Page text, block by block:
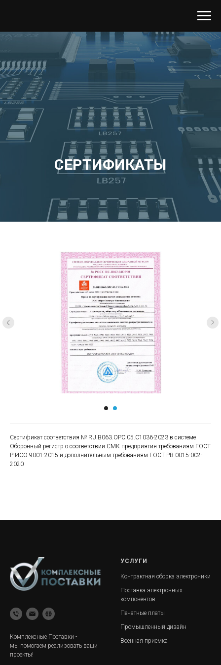
СЕРТИФИКАТЫ
Сертификат соответствия № RU.B063.OPC.05.C1036-2023 в системе
Оборонный регистр о соответствии СМК предприятия требованиям ГОСТ
Р ИСО 9001-2015 и дополнительным требованиям ГОСТ РВ 0015-002-
2020
Комплексные Поставки -
мы помогаем реализовать ваши
проекты!
УСЛУГИ
Контрактная сборка электроники
Поставка электронных
компонентов
Печатные платы
Промышленный дизайн
Военная приемка